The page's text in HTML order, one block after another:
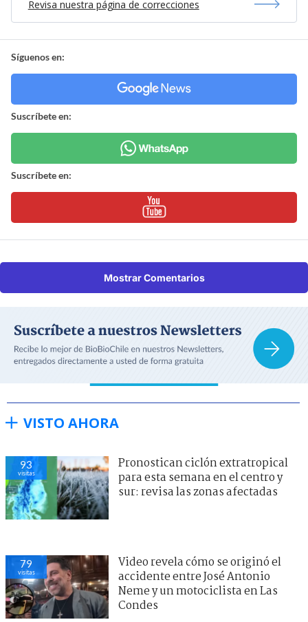
Revisa nuestra página de correcciones
Síguenos en:
Suscríbete en:
Suscríbete en:
Mostrar Comentarios
VISTO AHORA
93
visitas
Pronostican ciclón extratropical
para esta semana en el centro y
sur: revisa las zonas afectadas
79
visitas
Video revela cómo se originó el
accidente entre José Antonio
Neme y un motociclista en Las
Condes